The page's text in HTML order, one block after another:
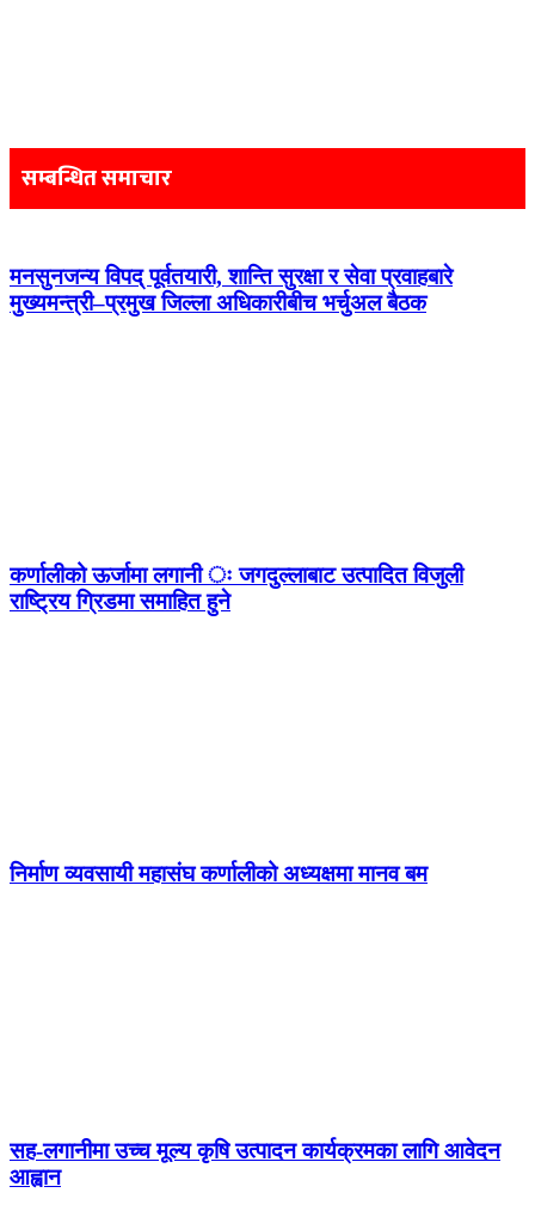
navigation
सम्बन्धित समाचार
मनसुनजन्य विपद् पूर्वतयारी, शान्ति सुरक्षा र सेवा प्रवाहबारे
मुख्यमन्त्री–प्रमुख जिल्ला अधिकारीबीच भर्चुअल बैठक
कर्णालीको ऊर्जामा लगानी ः जगदुल्लाबाट उत्पादित विजुली
राष्ट्रिय ग्रिडमा समाहित हुने
निर्माण व्यवसायी महासंघ कर्णालीको अध्यक्षमा मानव बम
सह-लगानीमा उच्च मूल्य कृषि उत्पादन कार्यक्रमका लागि आवेदन
आह्वान